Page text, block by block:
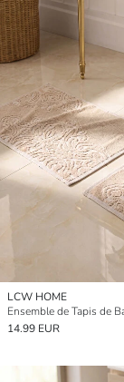
LCW HOME
14.99 EUR